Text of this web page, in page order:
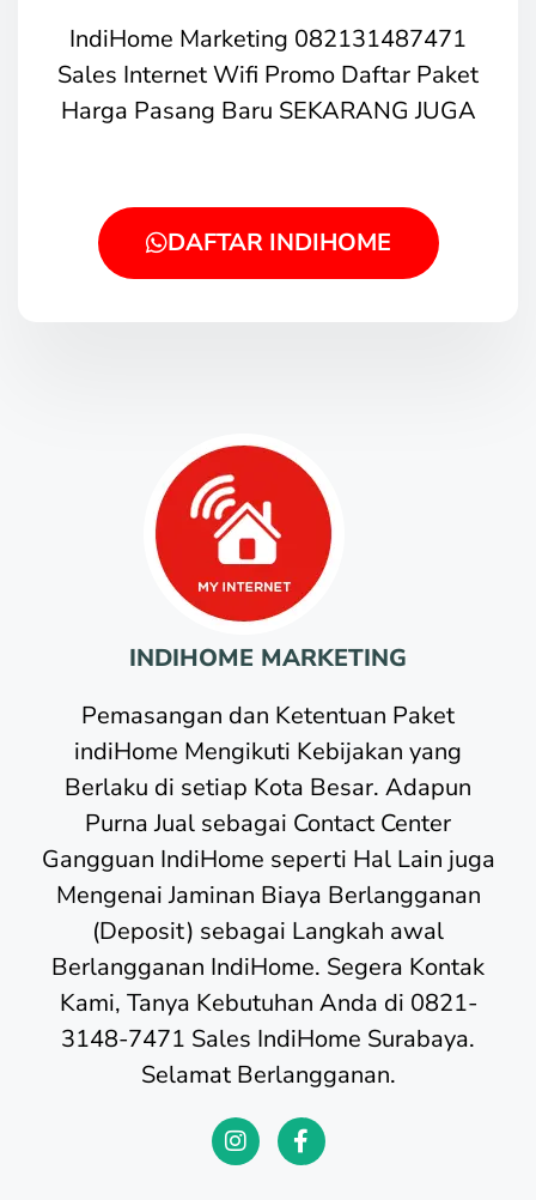
IndiHome Marketing 082131487471
Sales Internet Wifi Promo Daftar Paket
Harga Pasang Baru SEKARANG JUGA
DAFTAR INDIHOME
INDIHOME MARKETING
Pemasangan dan Ketentuan Paket
indiHome Mengikuti Kebijakan yang
Berlaku di setiap Kota Besar. Adapun
Purna Jual sebagai Contact Center
Gangguan IndiHome seperti Hal Lain juga
Mengenai Jaminan Biaya Berlangganan
(Deposit) sebagai Langkah awal
Berlangganan IndiHome. Segera Kontak
Kami, Tanya Kebutuhan Anda di 0821-
3148-7471 Sales IndiHome Surabaya.
Selamat Berlangganan.